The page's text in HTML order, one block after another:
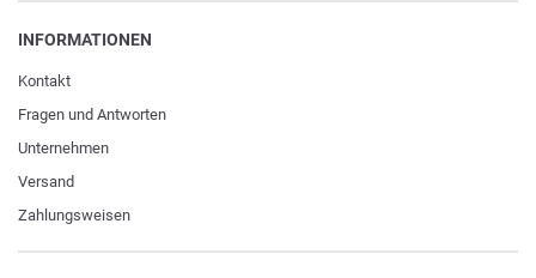
INFORMATIONEN
Kontakt
Fragen und Antworten
Unternehmen
Versand
Zahlungsweisen